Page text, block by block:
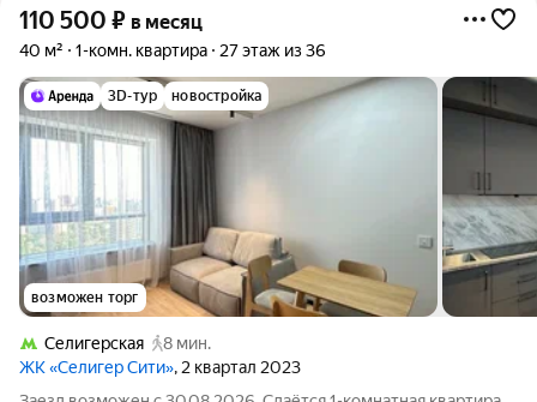
110 500 ₽ в месяц
40 м² 1-комн. квартира 27 этаж из 36
3D-тур новостройка
возможен торг
Селигерская
8 мин.
ЖК «Селигер Сити», 2 квартал 2023